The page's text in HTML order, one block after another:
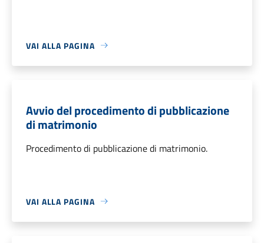
VAI ALLA PAGINA
Avvio del procedimento di pubblicazione
di matrimonio
Procedimento di pubblicazione di matrimonio.
VAI ALLA PAGINA